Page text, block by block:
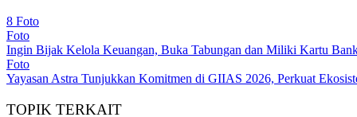
8 Foto
Foto
Ingin Bijak Kelola Keuangan, Buka Tabungan dan Miliki Kartu
Foto
Yayasan Astra Tunjukkan Komitmen di GIIAS 2026, Perkuat
TOPIK TERKAIT